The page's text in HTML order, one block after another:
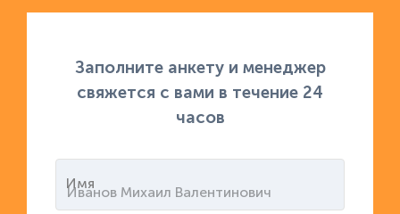
Заполните анкету и менеджер
свяжется с вами в течение 24
часов
Имя